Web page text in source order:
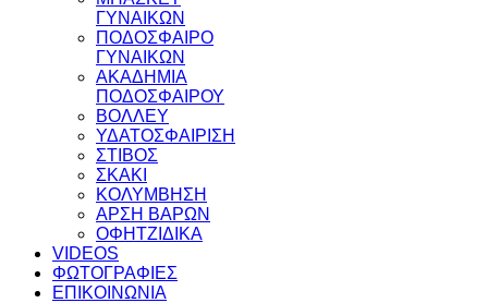
ΓΥΝΑΙΚΩΝ
ΠΟΔΟΣΦΑΙΡΟ
ΓΥΝΑΙΚΩΝ
ΑΚΑΔΗΜΙΑ
ΠΟΔΟΣΦΑΙΡΟΥ
ΒΟΛΛΕΥ
ΥΔΑΤΟΣΦΑΙΡΙΣΗ
ΣΤΙΒΟΣ
ΣΚΑΚΙ
ΚΟΛΥΜΒΗΣΗ
ΑΡΣΗ ΒΑΡΩΝ
ΟΦΗΤΖΙΔΙΚΑ
VIDEOS
ΦΩΤΟΓΡΑΦΙΕΣ
ΕΠΙΚΟΙΝΩΝΙΑ